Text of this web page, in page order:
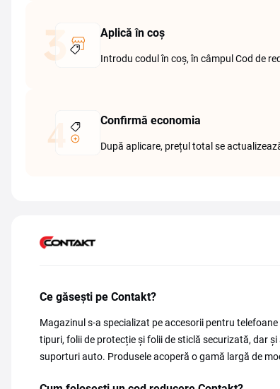
Aplică în coș
Introdu codul în coș, în câmpul Cod de
Confirmă economia
După aplicare, prețul total se
Ce găsești pe Contakt?
Magazinul s-a specializat pe accesorii pentru
tipuri, folii de protecție și folii de sticlă securizată, dar
suporturi auto. Produsele acoperă o gamă largă de